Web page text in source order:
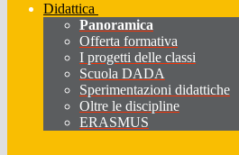
Didattica
Panoramica
Offerta formativa
I progetti delle classi
Scuola DADA
Sperimentazioni didattiche
Oltre le discipline
ERASMUS